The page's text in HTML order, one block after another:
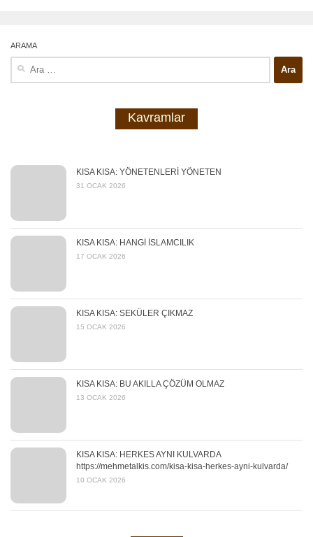
ARAMA
Kavramlar
KISA KISA: YÖNETENLERİ YÖNETEN
31 OCAK 2026
KISA KISA: HANGİ İSLAMCILIK
17 OCAK 2026
KISA KISA: SEKÜLER ÇIKMAZ
15 OCAK 2026
KISA KISA: BU AKILLA ÇÖZÜM OLMAZ
13 OCAK 2026
KISA KISA: HERKES AYNI KULVARDA
https://mehmetalkis.com/kisa-kisa-herkes-ayni-kulvarda/
10 OCAK 2026